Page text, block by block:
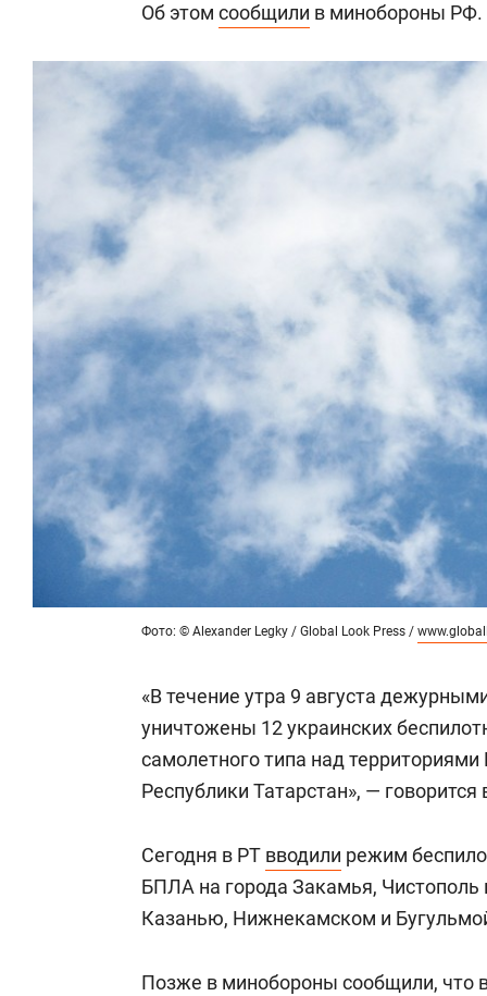
Об этом сообщили в минобороны РФ.
Фото: © Alexander Legky / Global Look Press /
«В течение утра 9 августа
уничтожены 12 украинских
самолетного типа над
Республики Татарстан», —
Сегодня в РТ вводили режим
БПЛА на города Закамья,
Казанью, Нижнекамском и
Позже в минобороны сообщили, что